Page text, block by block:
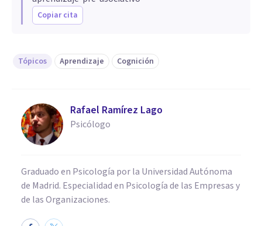
Copiar cita
Tópicos Aprendizaje Cognición
Rafael Ramírez Lago
Psicólogo
Graduado en Psicología por la Universidad Autónoma
de Madrid. Especialidad en Psicología de las Empresas y
de las Organizaciones.